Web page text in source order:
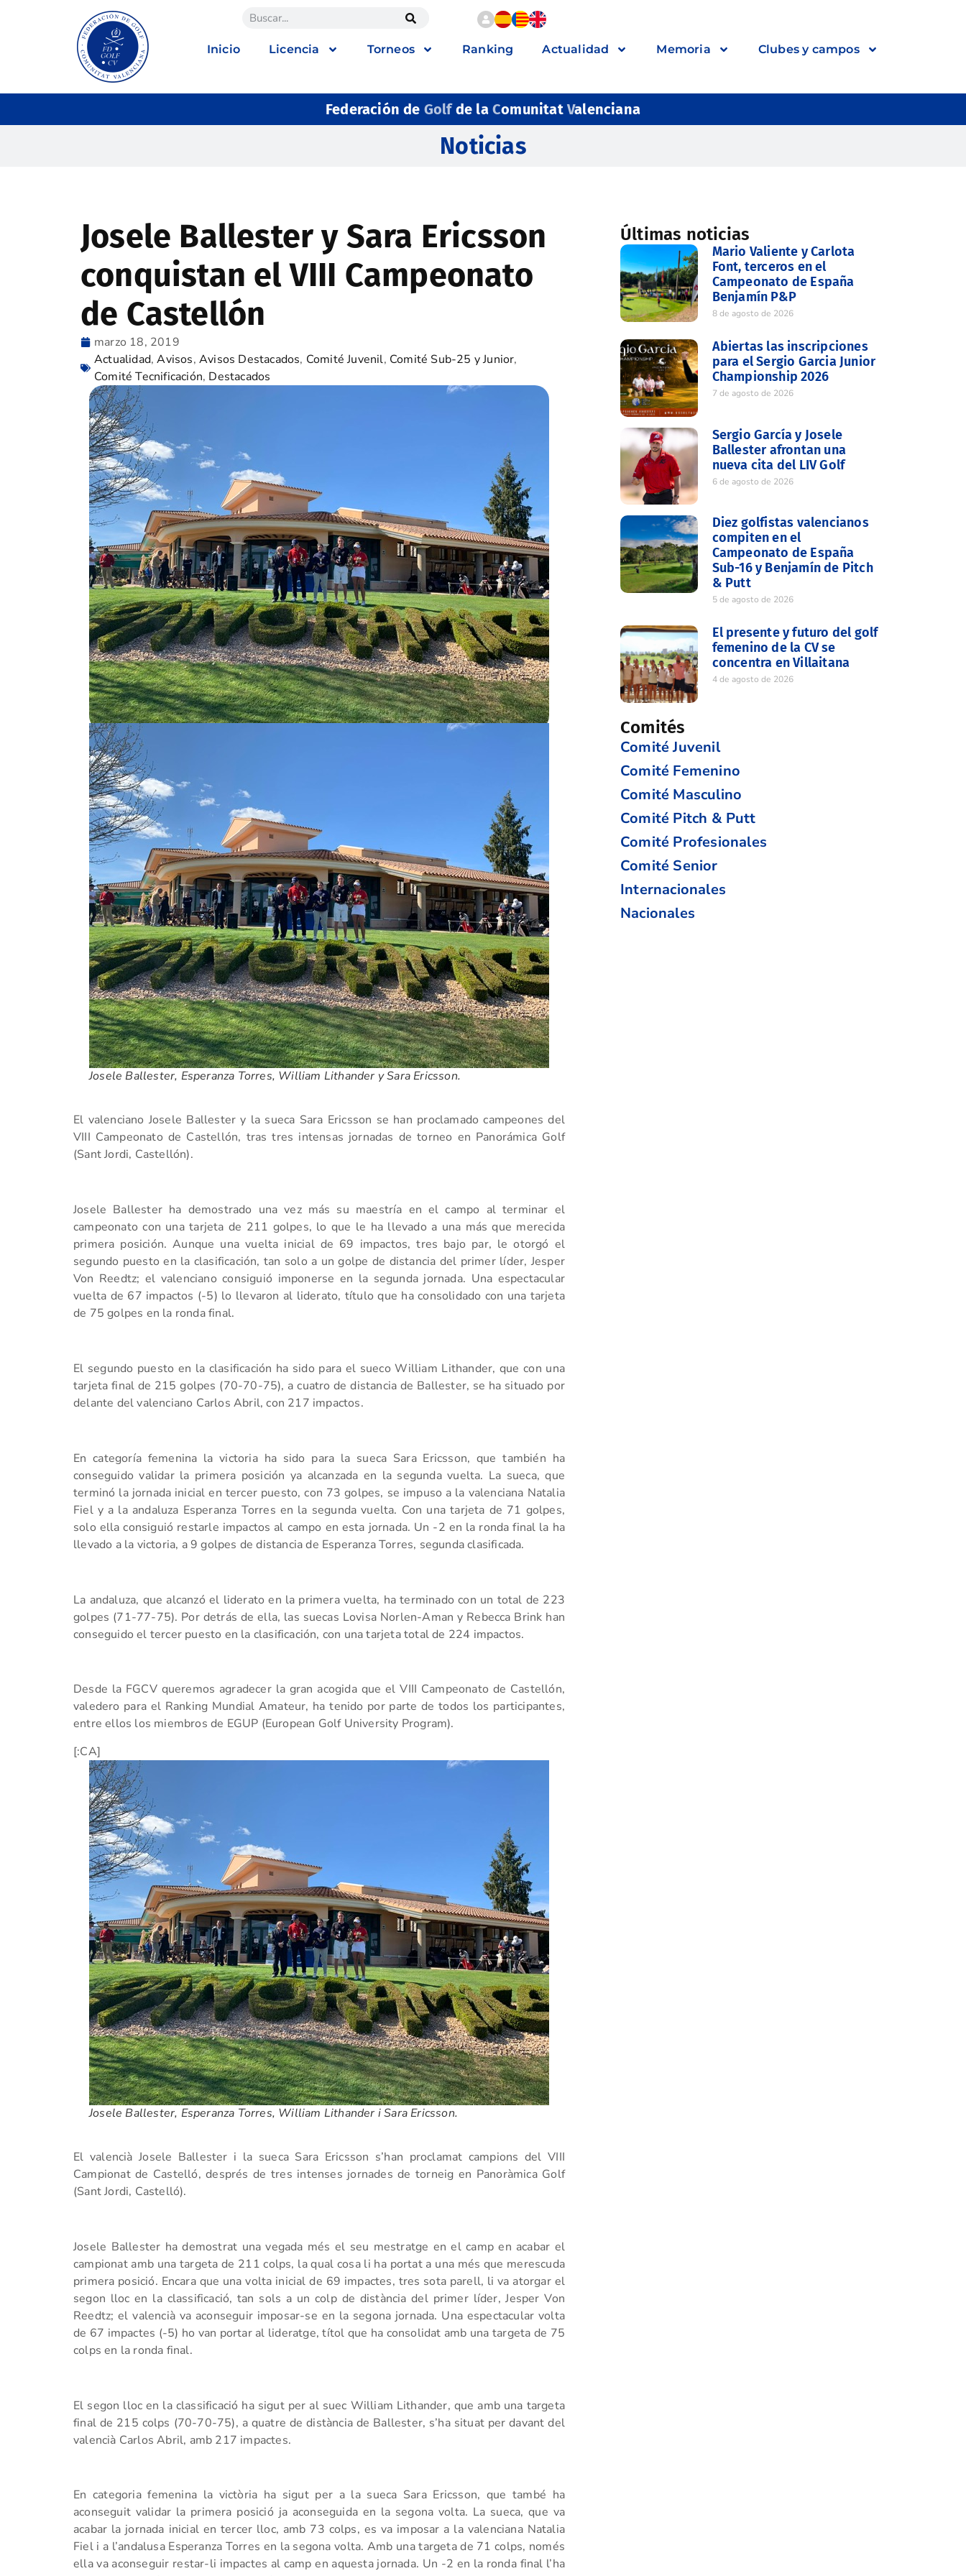
Inicio Licencia Torneos Ranking Actualidad Memoria Clubes y campos
Federación de Golfde la ComunitatValenciana
Noticias
Josele Ballester y Sara Ericsson
conquistan el VIII Campeonato
de Castellón
marzo 18, 2019
Actualidad,Avisos,Avisos Destacados, Comité Juvenil, Comité Sub-25 y Junior,
Comité Tecnificación, Destacados
Josele Ballester, Esperanza Torres, William Lithander y Sara Ericsson.
El valenciano Josele Ballester y la sueca Sara Ericsson se han proclamado campeones del
VIII Campeonato de Castellón, tras tres intensas jornadas de torneo en Panorámica Golf
(Sant Jordi, Castellón).
Josele Ballester ha demostrado una vez más su maestría en el campo al terminar el
campeonato con una tarjeta de 211 golpes, lo que le ha llevado a una más que merecida
primera posición. Aunque una vuelta inicial de 69 impactos, tres bajo par, le otorgó el
segundo puesto en la clasificación, tan solo a un golpe de distancia del primer líder, Jesper
Von Reedtz; el valenciano consiguió imponerse en la segunda jornada. Una espectacular
vuelta de 67 impactos (-5) lo llevaron al liderato, título que ha consolidado con una tarjeta
de 75 golpes en la ronda final.
El segundo puesto en la clasificación ha sido para el sueco William Lithander, que con una
tarjeta final de 215 golpes (70-70-75), a cuatro de distancia de Ballester, se ha situado por
delante del valenciano Carlos Abril, con 217 impactos.
En categoría femenina la victoria ha sido para la sueca Sara Ericsson, que también ha
conseguido validar la primera posición ya alcanzada en la segunda vuelta. La sueca, que
terminó la jornada inicial en tercer puesto, con 73 golpes, se impuso a la valenciana Natalia
Fiel y a la andaluza Esperanza Torres en la segunda vuelta. Con una tarjeta de 71 golpes,
solo ella consiguió restarle impactos al campo en esta jornada. Un -2 en la ronda final la ha
llevado a la victoria, a 9 golpes de distancia de Esperanza Torres, segunda clasificada.
La andaluza, que alcanzó el liderato en la primera vuelta, ha terminado con un total de 223
golpes (71-77-75). Por detrás de ella, las suecas Lovisa Norlen-Aman y Rebecca Brink han
conseguido el tercer puesto en la clasificación, con una tarjeta total de 224 impactos.
Desde la FGCV queremos agradecer la gran acogida que el VIII Campeonato de Castellón,
valedero para el Ranking Mundial Amateur, ha tenido por parte de todos los participantes,
entre ellos los miembros de EGUP (European Golf University Program).
[:CA]
Josele Ballester, Esperanza Torres, William Lithander i Sara Ericsson.
El valencià Josele Ballester i la sueca Sara Ericsson s’han proclamat campions del VIII
Campionat de Castelló, després de tres intenses jornades de torneig en Panoràmica Golf
(Sant Jordi, Castelló).
Josele Ballester ha demostrat una vegada més el seu mestratge en el camp en acabar el
campionat amb una targeta de 211 colps, la qual cosa li ha portat a una més que merescuda
primera posició. Encara que una volta inicial de 69 impactes, tres sota parell, li va atorgar el
segon lloc en la classificació, tan sols a un colp de distància del primer líder, Jesper Von
Reedtz; el valencià va aconseguir imposar-se en la segona jornada. Una espectacular volta
de 67 impactes (-5) ho van portar al lideratge, títol que ha consolidat amb una targeta de 75
colps en la ronda final.
El segon lloc en la classificació ha sigut per al suec William Lithander, que amb una targeta
final de 215 colps (70-70-75), a quatre de distància de Ballester, s’ha situat per davant del
valencià Carlos Abril, amb 217 impactes.
En categoria femenina la victòria ha sigut per a la sueca Sara Ericsson, que també ha
aconseguit validar la primera posició ja aconseguida en la segona volta. La sueca, que va
acabar la jornada inicial en tercer lloc, amb 73 colps, es va imposar a la valenciana Natalia
Fiel i a l’andalusa Esperanza Torres en la segona volta. Amb una targeta de 71 colps, només
ella va aconseguir restar-li impactes al camp en aquesta jornada. Un -2 en la ronda final l’ha
Últimas noticias
Mario Valiente y Carlota
Font, terceros en el
Campeonato de España
Benjamín P&P
8 de agosto de 2026
Abiertas las inscripciones
para el Sergio Garcia Junior
Championship 2026
7 de agosto de 2026
Sergio García y Josele
Ballester afrontan una
nueva cita del LIV Golf
6 de agosto de 2026
Diez golfistas valencianos
compiten en el
Campeonato de España
Sub-16 y Benjamín de Pitch
& Putt
5 de agosto de 2026
El presente y futuro del golf
femenino de la CV se
concentra en Villaitana
4 de agosto de 2026
Comités
Comité Juvenil
Comité Femenino
Comité Masculino
Comité Pitch & Putt
Comité Profesionales
Comité Senior
Internacionales
Nacionales